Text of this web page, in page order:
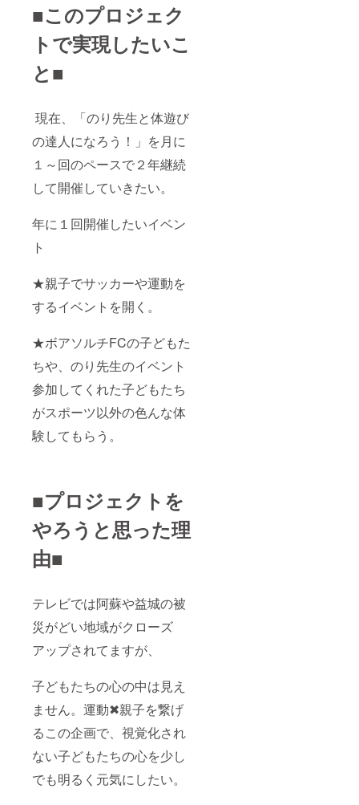
■このプロジェク
トで実現したいこ
と■
現在、「のり先生と体遊び
の達人になろう！」を月に
１～回のペースで２年継続
して開催していきたい。
年に１回開催したいイベン
ト
★親子でサッカーや運動を
するイベントを開く。
★ボアソルチFCの子どもた
ちや、のり先生のイベント
参加してくれた子どもたち
がスポーツ以外の色んな体
験してもらう。
■プロジェクトを
やろうと思った理
由■
テレビでは阿蘇や益城の被
災がどい地域がクローズ
アップされてますが、
子どもたちの心の中は見え
ません。運動✖親子を繋げ
るこの企画で、視覚化され
ない子どもたちの心を少し
でも明るく元気にしたい。